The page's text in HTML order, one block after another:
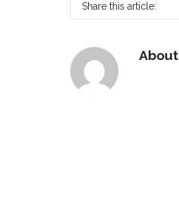
Share this article:
About